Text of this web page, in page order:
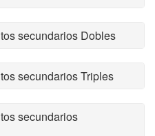
secundarios Dobles
secundarios Triples
secundarios